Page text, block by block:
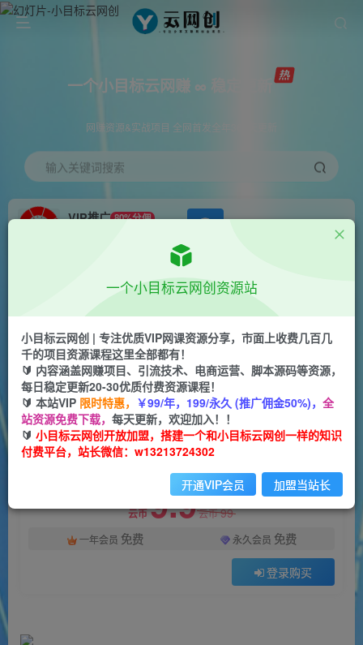
一个小目标云网赚 ∞ 稳定更新
网赚资源&实战项目 全网首发全年365天更新
输入关键词搜索
VIP推广 80%分佣
互联网项目天花板，逆风翻盘的秘籍，抓住机遇，
年入百万
一个小目标云网创
2年前更新
关注 私信
1559 113
互联网项目天花板，逆风翻盘的秘籍，抓住机遇，年入百万
此内容为付费阅读，请付费后查看
云币9.9云币99
一年会员 免费 永久会员 免费
登录购买
付费阅读
一个小目标云网创资源站
小目标云网创 | 专注优质VIP网课资源分享，市面上收费几百几
千的项目资源课程这里全部都有！
🔰 内容涵盖网赚项目、引流技术、电商运营、脚本源码等资源，
每日稳定更新20-30优质付费资源课程！
🔰 本站VIP 限时特惠， ￥99/年，199/永久 (推广佣金50%)， 全
站资源免费下载， 每天更新，欢迎加入！！
🔰 小目标云网创开放加盟，搭建一个和小目标云网创一样的知识
付费平台，站长微信：w13213724302
开通VIP会员 加盟当站长